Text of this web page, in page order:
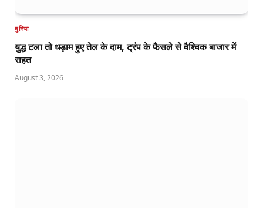
दुनिया
युद्ध टला तो धड़ाम हुए तेल के दाम, ट्रंप के फैसले से वैश्विक बाजार में
राहत
August 3, 2026